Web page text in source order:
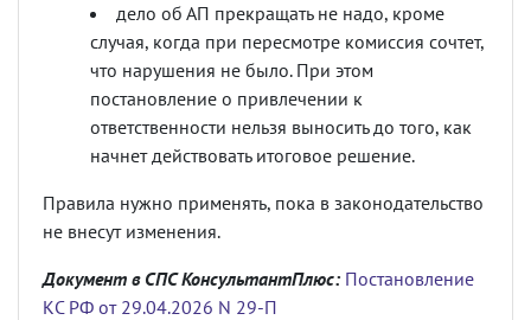
дело об АП прекращать не надо, кроме
случая, когда при пересмотре комиссия сочтет,
что нарушения не было. При этом
постановление о привлечении к
ответственности нельзя выносить до того, как
начнет действовать итоговое решение.
Правила нужно применять, пока в законодательство
не внесут изменения.
Документ в СПС КонсультантПлюс: Постановление
КС РФ от 29.04.2026 N 29-П